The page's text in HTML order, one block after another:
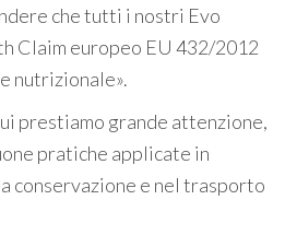
che tutti i nostri Evo
Claim europeo EU 432/2012
nutrizionale».
prestiamo grande attenzione,
pratiche applicate in
conservazione e nel trasporto